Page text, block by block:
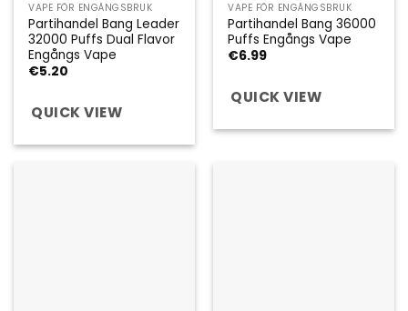
VAPE FÖR ENGÅNGSBRUK
Partihandel Bang Leader
32000 Puffs Dual Flavor
Engångs Vape
€5.20
QUICK VIEW
VAPE FÖR ENGÅNGSBRUK
Partihandel Bang 36000
Puffs Engångs Vape
€6.99
QUICK VIEW